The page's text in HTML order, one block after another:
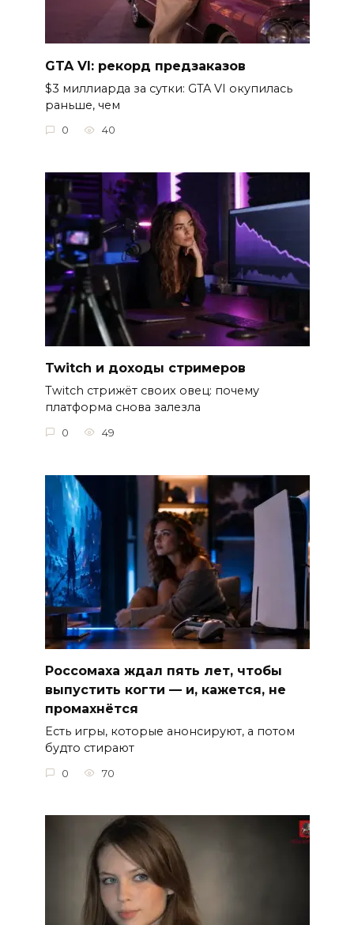
GTA VI: рекорд предзаказов
$3 миллиарда за сутки: GTA VI окупилась
раньше, чем
0 40
Twitch и доходы стримеров
Twitch стрижёт своих овец: почему
платформа снова залезла
0 49
Россомаха ждал пять лет, чтобы
выпустить когти — и, кажется, не
промахнётся
Есть игры, которые анонсируют, а потом
будто стирают
0 70